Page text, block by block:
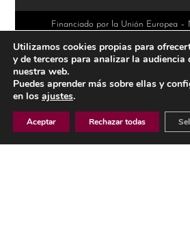
n
a
t
Financiado por la Unión Europea –
Utilizamos cookies propias para
y de terceros para analizar la audiencia
nuestra web.
Puedes aprender más sobre ellas y
en los ajustes.
Aceptar Rechazar todas